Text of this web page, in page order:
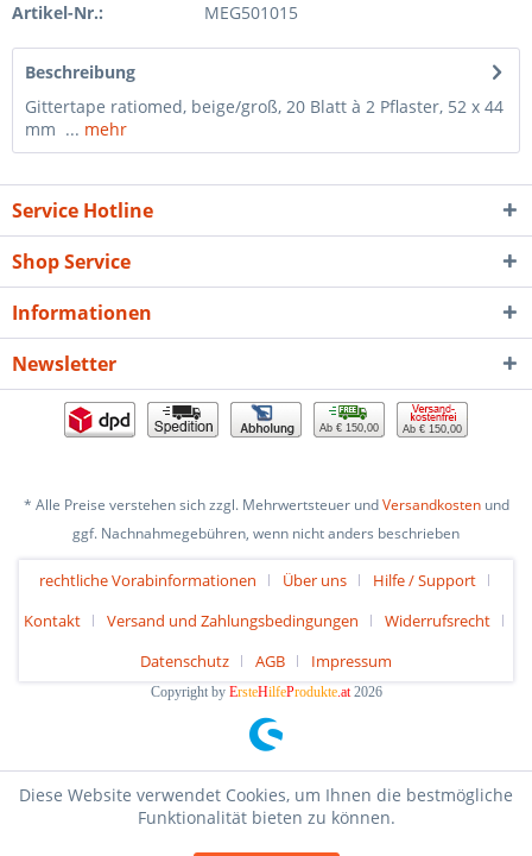
Artikel-Nr.: MEG501015
Beschreibung
Gittertape ratiomed, beige/groß, 20 Blatt à 2 Pflaster, 52 x 44
mm ... mehr
Service Hotline
Shop Service
Informationen
Newsletter
Ab € 150,00 Ab € 150,00
* Alle Preise verstehen sich zzgl. Mehrwertsteuer undVersandkostenund
ggf. Nachnahmegebühren, wenn nicht anders beschrieben
rechtliche Vorabinformationen Über uns
Hilfe / Support
Kontakt
Versand und Zahlungsbedingungen
Widerrufsrecht
Datenschutz
AGB Impressum
Copyright by ErsteHilfeProdukte.at2026
Diese Website verwendet Cookies, um Ihnen die bestmögliche
Funktionalität bieten zu können.